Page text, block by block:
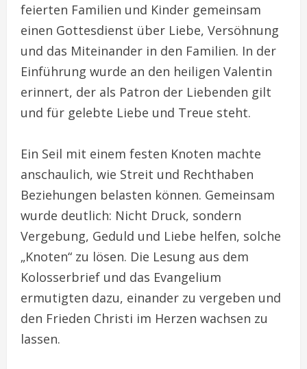
feierten Familien und Kinder gemeinsam
einen Gottesdienst über Liebe, Versöhnung
und das Miteinander in den Familien. In der
Einführung wurde an den heiligen Valentin
erinnert, der als Patron der Liebenden gilt
und für gelebte Liebe und Treue steht.
Ein Seil mit einem festen Knoten machte
anschaulich, wie Streit und Rechthaben
Beziehungen belasten können. Gemeinsam
wurde deutlich: Nicht Druck, sondern
Vergebung, Geduld und Liebe helfen, solche
„Knoten“ zu lösen. Die Lesung aus dem
Kolosserbrief und das Evangelium
ermutigten dazu, einander zu vergeben und
den Frieden Christi im Herzen wachsen zu
lassen.